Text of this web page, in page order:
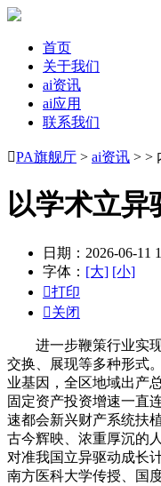
首页
关于我们
ai资讯
ai应用
联系我们
PA旗舰厅 > ai资讯 > >
以学术立异
日期：2026-06-11
字体： [大] [小]
打印
关闭
进一步鞭策行业实现
交换、展现等多种形式
业基因，全区地域出产
固定资产投资增速一直
速都会新兴财产系统扶
古今辉映、浓重厚沉的
对准我国立异驱动成长
南方医科大学传授、国